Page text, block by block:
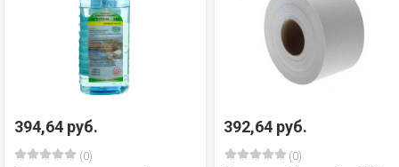
394,64 руб.
(0)
392,64 руб.
(0)